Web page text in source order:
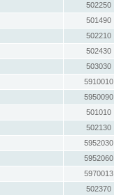
502250
501490
502210
502430
503030
5910010
5950090
501010
502130
5952030
5952060
5970013
502370